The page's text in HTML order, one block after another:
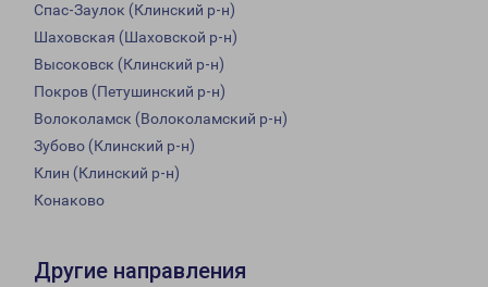
Спас-Заулок (Клинский р-н)
Шаховская (Шаховской р-н)
Высоковск (Клинский р-н)
Покров (Петушинский р-н)
Волоколамск (Волоколамский р-н)
Зубово (Клинский р-н)
Клин (Клинский р-н)
Конаково
Другие направления